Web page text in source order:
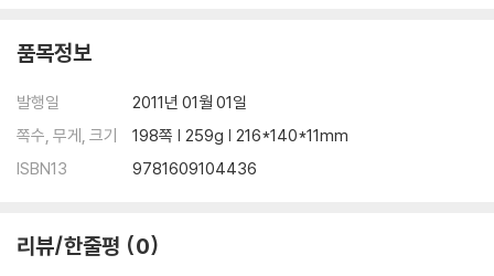
품목정보
발행일
2011년 01월 01일
쪽수, 무게, 크기
198쪽 | 259g | 216*140*11mm
ISBN13
9781609104436
리뷰/한줄평 0